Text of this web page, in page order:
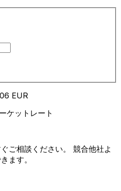
EUR
ケットレート
ご相談ください。 競合他社よ
ます。